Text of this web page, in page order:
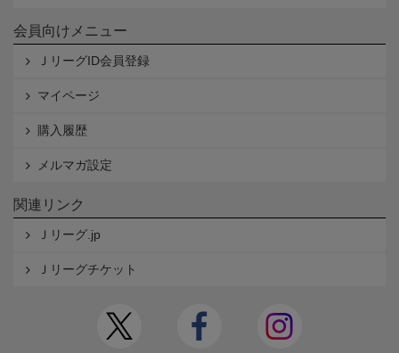
会員向けメニュー
ＪリーグID会員登録
マイページ
購入履歴
メルマガ設定
関連リンク
Ｊリーグ.jp
Ｊリーグチケット